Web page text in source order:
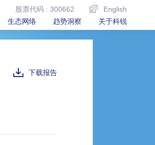
股票代码 : 300662
English
生态网络 趋势洞察 关于科锐
下载报告